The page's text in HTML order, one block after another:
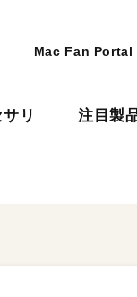
Mac Fan Portal
リ 注目製